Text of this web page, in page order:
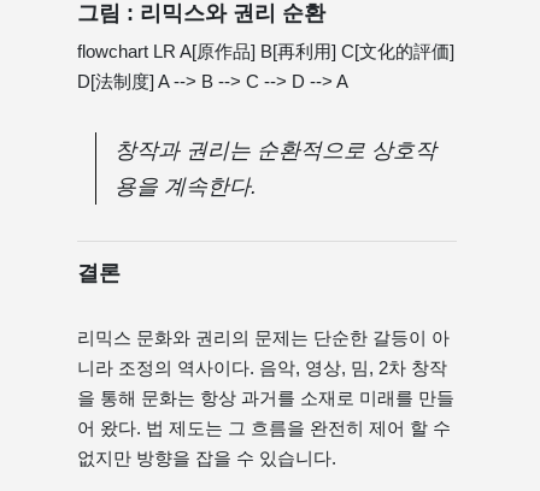
그림 : 리믹스와 권리 순환
flowchart LR A[原作品] B[再利用] C[文化的評価]
D[法制度] A --> B --> C --> D --> A
창작과 권리는 순환적으로 상호작
용을 계속한다.
결론
리믹스 문화와 권리의 문제는 단순한 갈등이 아
니라 조정의 역사이다. 음악, 영상, 밈, 2차 창작
을 통해 문화는 항상 과거를 소재로 미래를 만들
어 왔다. 법 제도는 그 흐름을 완전히 제어 할 수
없지만 방향을 잡을 수 있습니다.